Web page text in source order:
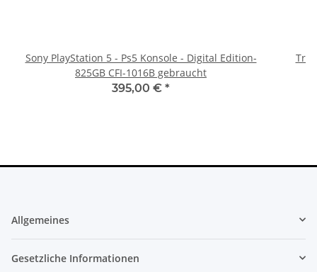
Sony PlayStation 5 - Ps5 Konsole - Digital Edition-
825GB CFI-1016B gebraucht
395,00 € *
Allgemeines
Gesetzliche Informationen